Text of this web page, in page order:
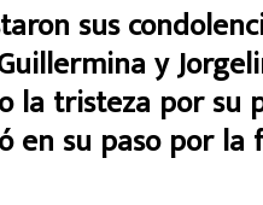
sus
y
la tristeza por su
su paso por la